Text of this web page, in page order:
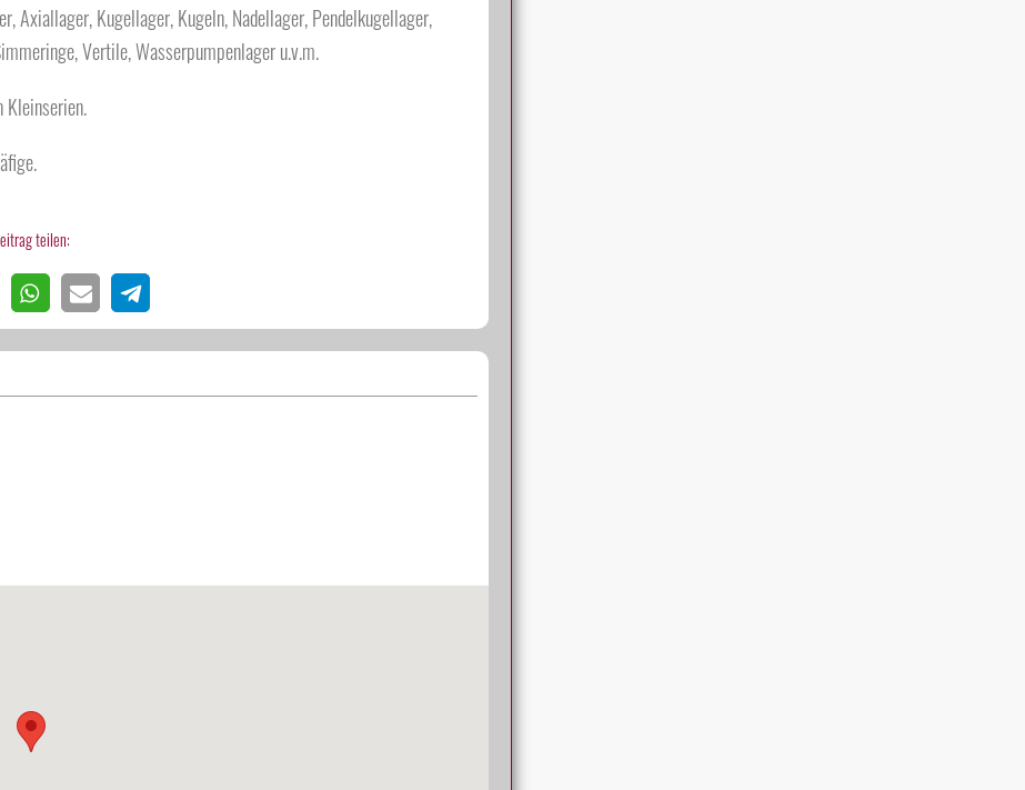
Axiallager, Kugellager, Kugeln, Nadellager, Pendelkugellager,
Vertile, Wasserpumpenlager u.v.m.
Kleinserien.
teilen: